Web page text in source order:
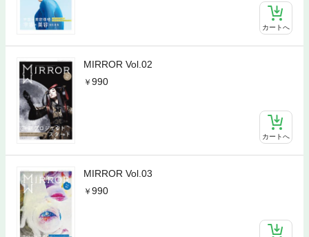
カートへ
MIRROR Vol.02
990
カートへ
MIRROR Vol.03
990